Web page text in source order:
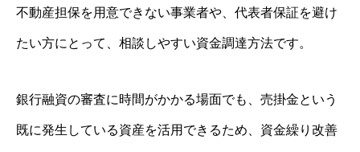
不動産担保を用意できない事業者や、代表者保証を避け
たい方にとって、相談しやすい資金調達方法です。
銀行融資の審査に時間がかかる場面でも、売掛金という
既に発生している資産を活用できるため、資金繰り改善